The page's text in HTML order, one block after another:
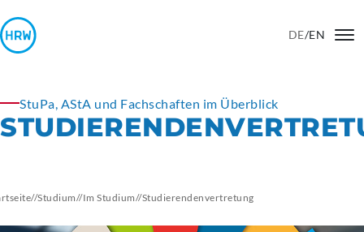
DE/EN
StuPa, AStA und Fachschaften im Überblick
//Studium//Im Studium//Studierendenvertretung